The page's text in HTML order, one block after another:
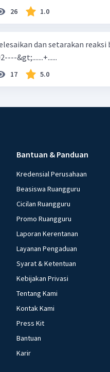
26 1.0
dan setarakan reaksi
&gt;.......+......
17 5.0
Bantuan & Panduan
Kredensial Perusahaan
Beasiswa Ruangguru
Cicilan Ruangguru
Promo Ruangguru
Laporan Kerentanan
Layanan Pengaduan
Syarat & Ketentuan
Kebijakan Privasi
Tentang Kami
Kontak Kami
Press Kit
Bantuan
Karir